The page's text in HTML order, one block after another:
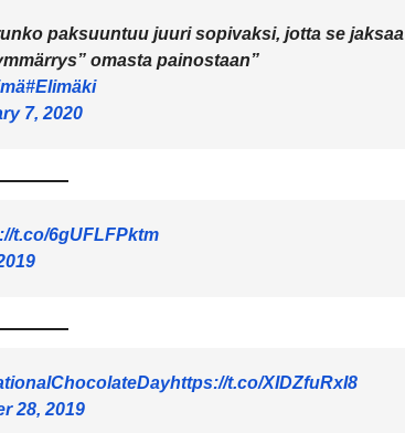
paksuuntuu juuri sopivaksi, jotta se jaksaa
omasta painostaan”
#Elimäki
7, 2020
t.co/6gUFLFPktm
https://t.co/XIDZfuRxI8
28, 2019